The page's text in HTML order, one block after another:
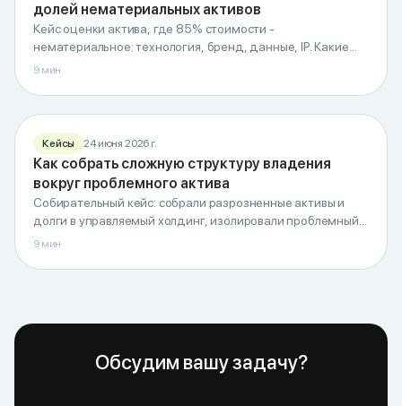
85%
Оценить
«неоценимое»
Технология, бренд, данные и IP вместо станков
долей нематериальных активов
Кейс оценки актива, где 85% стоимости -
нематериальное: технология, бренд, данные, IP. Какие
подходы применили и как защитили цену в сделке.
9 мин
Структура владения
вокруг проблемного актива
G-Invest · Блог
Кейсы 24 июня 2026 г.
Как собрать сложную структуру владения
вокруг проблемного актива
Собирательный кейс: собрали разрозненные активы и
долги в управляемый холдинг, изолировали проблемный
актив и развязали перекрёстные обязательства.
9 мин
Обсудим вашу задачу?